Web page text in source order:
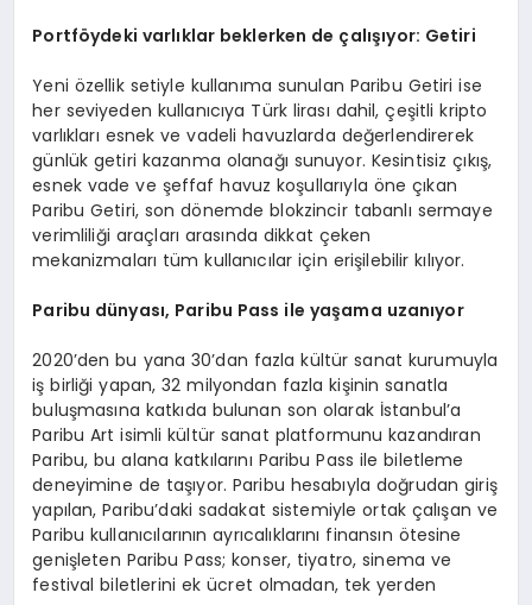
Portföydeki varlıklar beklerken de çalışıyor: Getiri
Yeni özellik setiyle kullanıma sunulan Paribu Getiri ise
her seviyeden kullanıcıya Türk lirası dahil, çeşitli kripto
varlıkları esnek ve vadeli havuzlarda değerlendirerek
günlük getiri kazanma olanağı sunuyor. Kesintisiz çıkış,
esnek vade ve şeffaf havuz koşullarıyla öne çıkan
Paribu Getiri, son dönemde blokzincir tabanlı sermaye
verimliliği araçları arasında dikkat çeken
mekanizmaları tüm kullanıcılar için erişilebilir kılıyor.
Paribu dünyası, Paribu Pass ile yaşama uzanıyor
2020’den bu yana 30’dan fazla kültür sanat kurumuyla
iş birliği yapan, 32 milyondan fazla kişinin sanatla
buluşmasına katkıda bulunan son olarak İstanbul’a
Paribu Art isimli kültür sanat platformunu kazandıran
Paribu, bu alana katkılarını Paribu Pass ile biletleme
deneyimine de taşıyor. Paribu hesabıyla doğrudan giriş
yapılan, Paribu’daki sadakat sistemiyle ortak çalışan ve
Paribu kullanıcılarının ayrıcalıklarını finansın ötesine
genişleten Paribu Pass; konser, tiyatro, sinema ve
festival biletlerini ek ücret olmadan, tek yerden